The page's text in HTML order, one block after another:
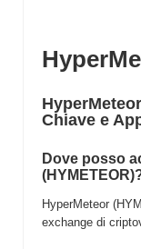
Chiave e
Dove posso
HyperMeteor
exchange di